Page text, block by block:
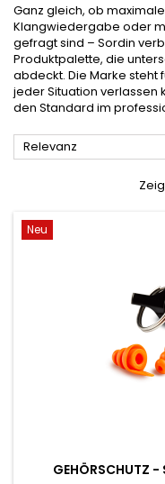
Ganz gleich, ob
Klangwiedergabe oder
gefragt sind – Sordin
Produktpalette, die
abdeckt. Die Marke steht
jeder Situation verlassen
den Standard im
Relevanz
Neu
GEHÖRSCHUTZ -